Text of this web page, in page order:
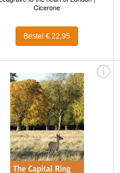
Cicerone
Bestel € 22,95